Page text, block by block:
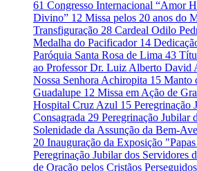
61 Congresso Internacional “Amor
Divino” 12 Missa pelos 20 anos do
Transfiguração 28 Cardeal Odilo
Medalha do Pacificador 14
Paróquia Santa Rosa de Lima 43
ao Professor Dr. Luiz Alberto David
Nossa Senhora Achiropita 15 Manto
Guadalupe 12 Missa em Ação de
Hospital Cruz Azul 15 Peregrinação
Consagrada 29 Peregrinação Jubilar
Solenidade da Assunção da Bem-
20 Inauguração da Exposição
Peregrinação Jubilar dos Servidores
de Oração pelos Cristãos Perseguidos